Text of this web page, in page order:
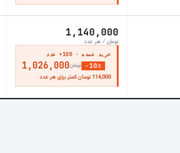
1,140,000
تومان / هر عدد
خرید عمده · 100+ عدد
1,026,000تومان −10٪
114,000 تومان کمتر برای هر عدد